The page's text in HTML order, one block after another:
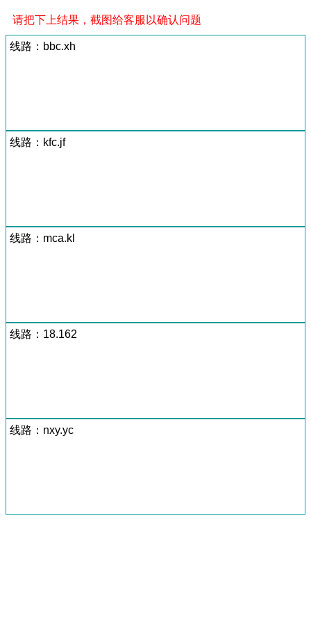
请把下上结果，截图给客服以确认问题
线路：bbc.xh
线路：kfc.jf
线路：mca.kl
线路：18.162
线路：nxy.yc